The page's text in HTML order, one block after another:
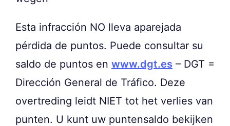
Esta infracción NO lleva aparejada
pérdida de puntos. Puede consultar su
saldo de puntos en www.dgt.es – DGT =
Dirección General de Tráfico. Deze
overtreding leidt NIET tot het verlies van
punten. U kunt uw puntensaldo bekijken